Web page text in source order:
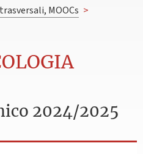
MOOCs >
2024/2025